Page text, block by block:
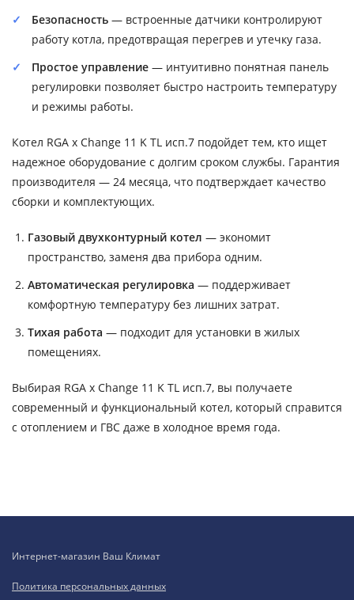
Безопасность — встроенные датчики контролируют
работу котла, предотвращая перегрев и утечку газа.
Простое управление — интуитивно понятная панель
регулировки позволяет быстро настроить температуру
и режимы работы.
Котел RGA x Change 11 K TL исп.7 подойдет тем, кто ищет
надежное оборудование с долгим сроком службы. Гарантия
производителя — 24 месяца, что подтверждает качество
сборки и комплектующих.
Газовый двухконтурный котел — экономит
пространство, заменя два прибора одним.
Автоматическая регулировка — поддерживает
комфортную температуру без лишних затрат.
Тихая работа — подходит для установки в жилых
помещениях.
Выбирая RGA x Change 11 K TL исп.7, вы получаете
современный и функциональный котел, который справится
с отоплением и ГВС даже в холодное время года.
Интернет-магазин Ваш Климат
Политика персональных данных